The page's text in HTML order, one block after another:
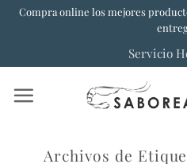
SaltarCompra online los mejores
Servicio
Archivos de